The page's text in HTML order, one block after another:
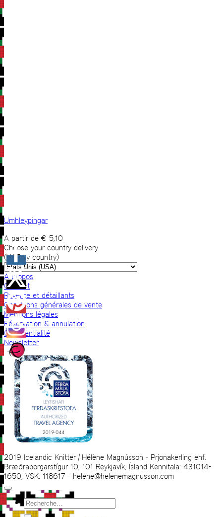
Umhleypingar
A partir de € 5,10
Choose your country delivery
(VAT by country)
A propos
Contact
Revente et détaillants
Conditions générales de vente
Mentions légales
Réservation & annulation
Confidentialité
Newsletter
2019 Icelandic Knitter | Hélène Magnússon - Prjonakerling ehf.
Bræðraborgarstígur 10, 101 Reykjavík, Ísland Kennitala: 431014-
1650, VSK: 118617 - helene@helenemagnusson.com
Recherche
pour :